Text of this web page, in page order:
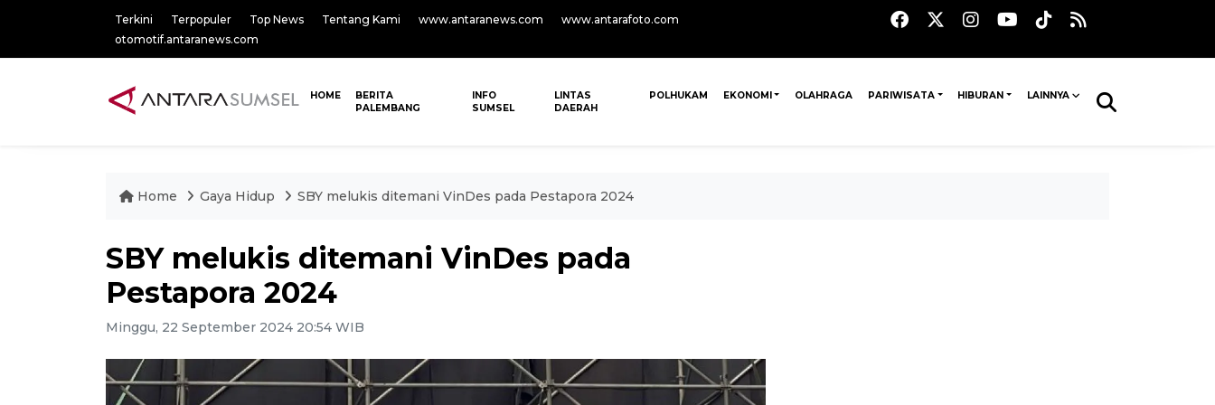
Terkini Terpopuler Top News Tentang Kami www.antaranews.com
www.antarafoto.com
otomotif.antaranews.com
HOME
BERITA
PALEMBANG
INFO
SUMSEL
LINTAS
DAERAH
POLHUKAM EKONOMI OLAHRAGA PARIWISATA HIBURAN LAINNYA
Home Gaya Hidup SBY melukis ditemani VinDes pada Pestapora 2024
SBY melukis ditemani VinDes pada
Pestapora 2024
Minggu, 22 September 2024 20:54 WIB